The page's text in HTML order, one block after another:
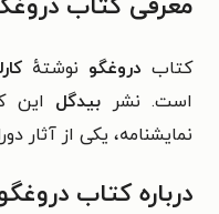
معرفی کتاب
کتاب دروغگو نوشتهٔ
است. نشر بیدگل این
نمایشنامه، یکی از آثار
درباره کتاب